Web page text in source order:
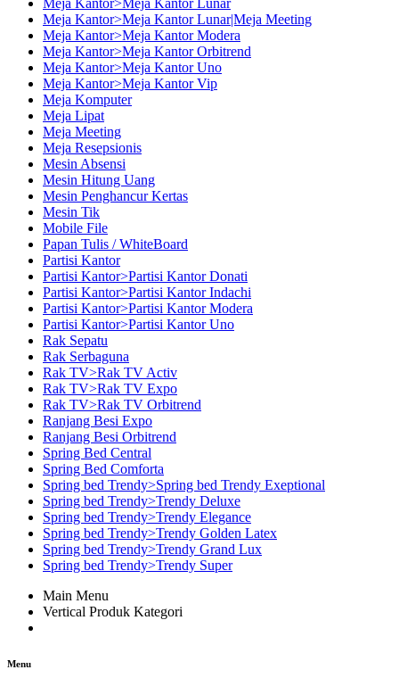
Meja Kantor>Meja Kantor Lunar|Meja Meeting
Meja Kantor>Meja Kantor Modera
Meja Kantor>Meja Kantor Orbitrend
Meja Kantor>Meja Kantor Uno
Meja Kantor>Meja Kantor Vip
Meja Komputer
Meja Lipat
Meja Meeting
Meja Resepsionis
Mesin Absensi
Mesin Hitung Uang
Mesin Penghancur Kertas
Mesin Tik
Mobile File
Papan Tulis / WhiteBoard
Partisi Kantor
Partisi Kantor>Partisi Kantor Donati
Partisi Kantor>Partisi Kantor Indachi
Partisi Kantor>Partisi Kantor Modera
Partisi Kantor>Partisi Kantor Uno
Rak Sepatu
Rak Serbaguna
Rak TV>Rak TV Activ
Rak TV>Rak TV Expo
Rak TV>Rak TV Orbitrend
Ranjang Besi Expo
Ranjang Besi Orbitrend
Spring Bed Central
Spring Bed Comforta
Spring bed Trendy>Spring bed Trendy Exeptional
Spring bed Trendy>Trendy Deluxe
Spring bed Trendy>Trendy Elegance
Spring bed Trendy>Trendy Golden Latex
Spring bed Trendy>Trendy Grand Lux
Spring bed Trendy>Trendy Super
Main Menu
Vertical Produk Kategori
Menu